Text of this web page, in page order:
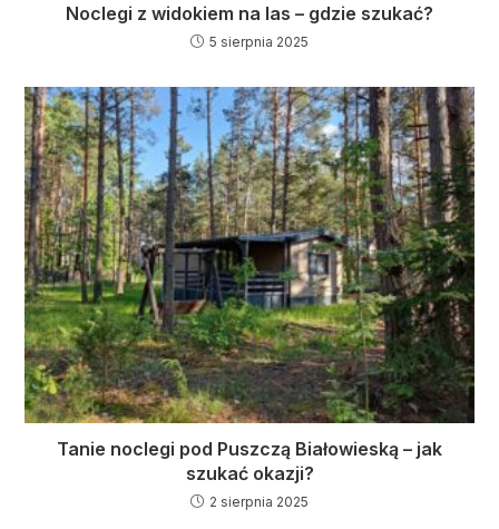
Noclegi z widokiem na las – gdzie szukać?
5 sierpnia 2025
Tanie noclegi pod Puszczą Białowieską – jak
szukać okazji?
2 sierpnia 2025